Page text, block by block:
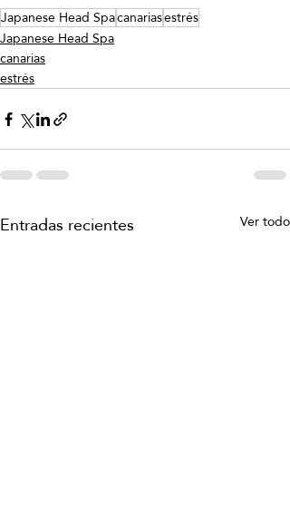
Japanese Head Spacanariasestrés
Japanese Head Spa
canarias
estrés
Entradas recientes Ver todo